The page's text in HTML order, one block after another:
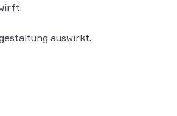
auswirkt.